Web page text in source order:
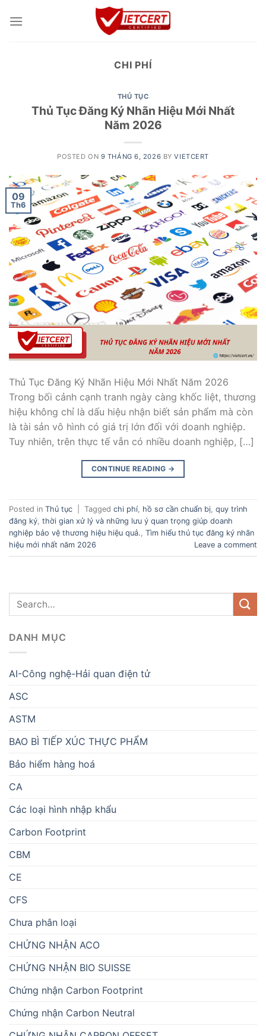
CHI PHÍ
THỦ TỤC
Thủ Tục Đăng Ký Nhãn Hiệu Mới Nhất
Năm 2026
POSTED ON 9 THÁNG 6, 2026 BYVIETCERT
09
Th6
Thủ Tục Đăng Ký Nhãn Hiệu Mới Nhất Năm 2026
Trong bối cảnh cạnh tranh ngày càng khốc liệt, thương
hiệu không chỉ là dấu hiệu nhận biết sản phẩm mà còn
là tài sản vô hình có giá trị lớn đối với doanh nghiệp.
Tuy nhiên, trên thực tế vẫn có nhiều doanh nghiệp, […]
CONTINUE READING →
Posted in Thủ tục Tagged chi phí, hồ sơ cần chuẩn bị, quy trình
đăng ký, thời gian xử lý và những lưu ý quan trọng giúp doanh
nghiệp bảo vệ thương hiệu hiệu quả., Tìm hiểu thủ tục đăng ký nhãn
hiệu mới nhất năm 2026
Leave a comment
DANH MỤC
AI-Công nghệ-Hải quan điện tử
ASC
ASTM
BAO BÌ TIẾP XÚC THỰC PHẨM
Bảo hiểm hàng hoá
CA
Các loại hình nhập khẩu
Carbon Footprint
CBM
CE
CFS
Chưa phân loại
CHỨNG NHẬN ACO
CHỨNG NHẬN BIO SUISSE
Chứng nhận Carbon Footprint
Chứng nhận Carbon Neutral